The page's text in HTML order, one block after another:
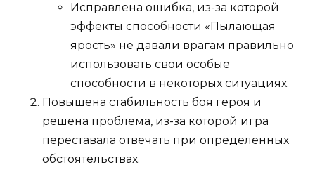
Исправлена ошибка, из-за которой
эффекты способности «Пылающая
ярость» не давали врагам правильно
использовать свои особые
способности в некоторых ситуациях.
Повышена стабильность боя героя и
решена проблема, из-за которой игра
переставала отвечать при определенных
обстоятельствах.